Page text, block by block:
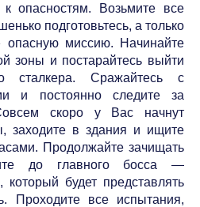
опасностям. Возьмите все
подготовьтесь, а только
опасную миссию. Начинайте
зоны и постарайтесь выйти
сталкера. Сражайтесь с
и постоянно следите за
скоро у Вас начнут
заходите в здания и ищите
Продолжайте зачищать
до главного босса —
который будет представлять
Проходите все испытания,